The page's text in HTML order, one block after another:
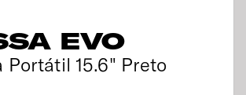
EVO
Portátil 15.6" Preto